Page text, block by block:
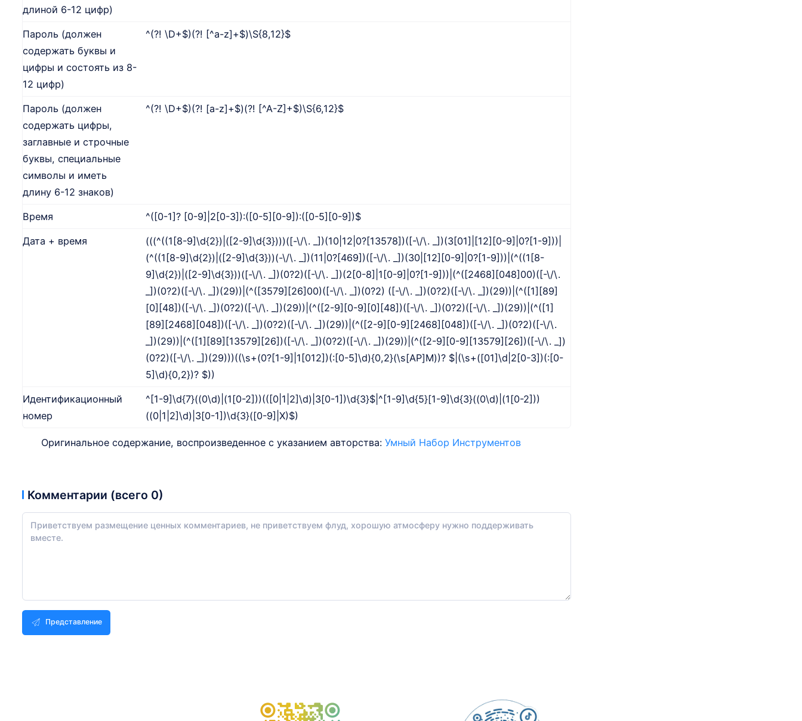
длиной 6-12 цифр)
Пароль (должен
содержать буквы и
цифры и состоять из 8-
12 цифр)
^(?! \D+$)(?! [^a-z]+$)\S{8,12}$
Пароль (должен
содержать цифры,
заглавные и строчные
буквы, специальные
символы и иметь
длину 6-12 знаков)
^(?! \D+$)(?! [a-z]+$)(?! [^A-Z]+$)\S{6,12}$
Время ^([0-1]? [0-9]|2[0-3]):([0-5][0-9]):([0-5][0-9])$
Дата + время
(((^((1[8-9]\d{2})|([2-9]\d{3})))([-\/\. _])(10|12|0?[13578])([-\/\. _])(3[01]|[12][0-9]|0?[1-9]))|
(^((1[8-9]\d{2})|([2-9]\d{3}))(-\/\. _])(11|0?[469])([-\/\. _])(30|[12][0-9]|0?[1-9]))|(^((1[8-
9]\d{2})|([2-9]\d{3}))([-\/\. _])(0?2)([-\/\. _])(2[0-8]|1[0-9]|0?[1-9]))|(^([2468][048]00)([-\/\.
_])(0?2)([-\/\. _])(29))|(^([3579][26]00)([-\/\. _])(0?2) ([-\/\. _])(0?2)([-\/\. _])(29))|(^([1][89]
[0][48])([-\/\. _])(0?2)([-\/\. _])(29))|(^([2-9][0-9][0][48])([-\/\. _])(0?2)([-\/\. _])(29))|(^([1]
[89][2468][048])([-\/\. _])(0?2)([-\/\. _])(29))|(^([2-9][0-9][2468][048])([-\/\. _])(0?2)([-\/\.
_])(29))|(^([1][89][13579][26])([-\/\. _])(0?2)([-\/\. _])(29))|(^([2-9][0-9][13579][26])([-\/\. _])
(0?2)([-\/\. _])(29)))((\s+(0?[1-9]|1[012])(:[0-5]\d){0,2}(\s[AP]M))? $|(\s+([01]\d|2[0-3])(:[0-
5]\d){0,2})? $))
Идентификационный
номер
^[1-9]\d{7}((0\d)|(1[0-2]))(([0|1|2]\d)|3[0-1])\d{3}$|^[1-9]\d{5}[1-9]\d{3}((0\d)|(1[0-2]))
((0|1|2]\d)|3[0-1])\d{3}([0-9]|X)$)
Оригинальное содержание, воспроизведенное с указанием авторства: Умный Набор Инструментов
Комментарии (всего 0)
Представление